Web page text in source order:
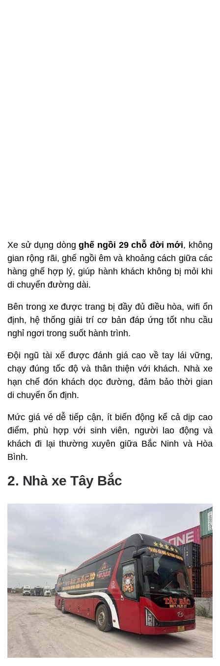
Xe sử dụng dòngghế ngồi 29 chỗ đời mới, không
gian rộng rãi, ghế ngồi êm và khoảng cách giữa các
hàng ghế hợp lý, giúp hành khách không bị mỏi khi
di chuyển đường dài.
Bên trong xe được trang bị đầy đủ điều hòa, wifi ổn
định, hệ thống giải trí cơ bản đáp ứng tốt nhu cầu
nghỉ ngơi trong suốt hành trình.
Đội ngũ tài xế được đánh giá cao về tay lái vững,
chạy đúng tốc độ và thân thiện với khách. Nhà xe
hạn chế đón khách dọc đường, đảm bảo thời gian
di chuyển ổn định.
Mức giá vé dễ tiếp cận, ít biến động kể cả dịp cao
điểm, phù hợp với sinh viên, người lao động và
khách đi lại thường xuyên giữa Bắc Ninh và Hòa
Bình.
2. Nhà xe Tây Bắc